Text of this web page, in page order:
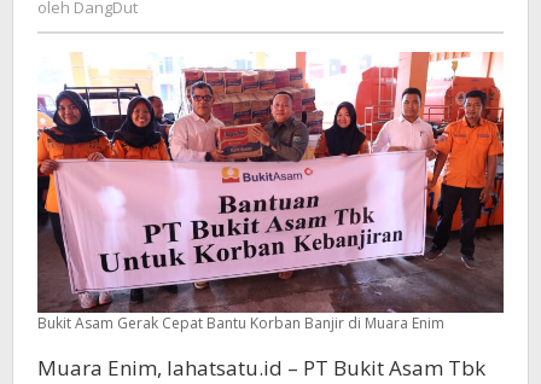
Enim
oleh DangDut
Bukit Asam Gerak Cepat Bantu Korban Banjir di Muara Enim
Muara Enim, lahatsatu.id – PT Bukit Asam Tbk